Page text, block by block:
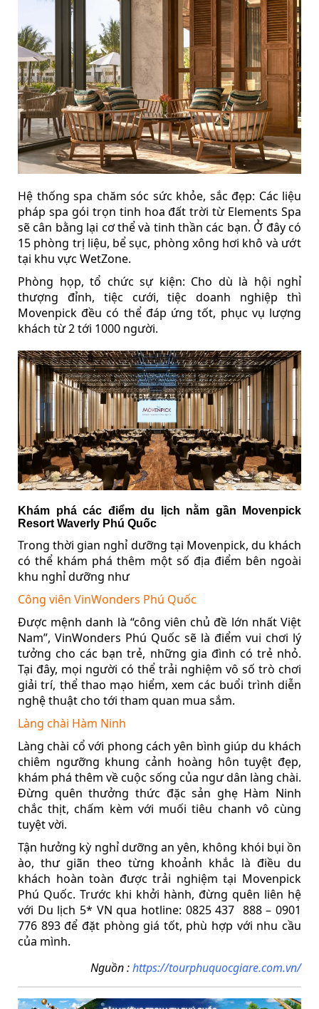
Hệ thống spa chăm sóc sức khỏe, sắc đẹp: Các liệu
pháp spa gói trọn tinh hoa đất trời từ Elements Spa
sẽ cân bằng lại cơ thể và tinh thần các bạn. Ở đây có
15 phòng trị liệu, bể sục, phòng xông hơi khô và ướt
tại khu vực WetZone.
Phòng họp, tổ chức sự kiện: Cho dù là hội nghỉ
thượng đỉnh, tiệc cưới, tiệc doanh nghiệp thì
Movenpick đều có thể đáp ứng tốt, phục vụ lượng
khách từ 2 tới 1000 người.
Khám phá các điểm du lịch nằm gần Movenpick
Resort Waverly Phú Quốc
Trong thời gian nghỉ dưỡng tại Movenpick, du khách
có thể khám phá thêm một số địa điểm bên ngoài
khu nghỉ dưỡng như
Công viên VinWonders Phú Quốc
Được mệnh danh là “công viên chủ đề lớn nhất Việt
Nam”, VinWonders Phú Quốc sẽ là điểm vui chơi lý
tưởng cho các bạn trẻ, những gia đình có trẻ nhỏ.
Tại đây, mọi người có thể trải nghiệm vô số trò chơi
giải trí, thể thao mạo hiểm, xem các buổi trình diễn
nghệ thuật cho tới tham quan mua sắm.
Làng chài Hàm Ninh
Làng chài cổ với phong cách yên bình giúp du khách
chiêm ngưỡng khung cảnh hoàng hôn tuyệt đẹp,
khám phá thêm về cuộc sống của ngư dân làng chài.
Đừng quên thưởng thức đặc sản ghẹ Hàm Ninh
chắc thịt, chấm kèm với muối tiêu chanh vô cùng
tuyệt vời.
Tận hưởng kỳ nghỉ dưỡng an yên, không khói bụi ồn
ào, thư giãn theo từng khoảnh khắc là điều du
khách hoàn toàn được trải nghiệm tại Movenpick
Phú Quốc. Trước khi khởi hành, đừng quên liên hệ
với Du lịch 5* VN qua hotline: 0825 437 888 – 0901
776 893 để đặt phòng giá tốt, phù hợp với nhu cầu
của mình.
Nguồn :https://tourphuquocgiare.com.vn/